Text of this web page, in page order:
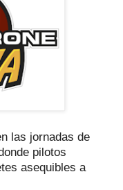
las jornadas de
pilotos
asequibles a